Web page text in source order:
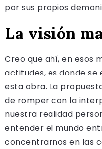
por sus propios
La visión
Creo que ahí, en esos
actitudes, es donde se
esta obra. La
de romper con la
nuestra realidad
entender el mundo
concentrarnos en las